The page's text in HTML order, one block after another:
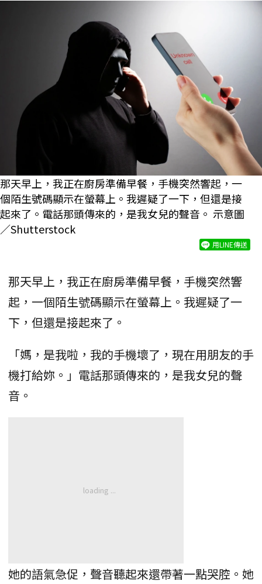
那天早上，我正在廚房準備早餐，手機突然響起，一
個陌生號碼顯示在螢幕上。我遲疑了一下，但還是接
起來了。電話那頭傳來的，是我女兒的聲音。 示意圖
／Shutterstock
用LINE傳送
那天早上，我正在廚房準備早餐，手機突然響
起，一個陌生號碼顯示在螢幕上。我遲疑了一
下，但還是接起來了。
「媽，是我啦，我的手機壞了，現在用朋友的手
機打給妳。」電話那頭傳來的，是我女兒的聲
音。
她的語氣急促，聲音聽起來還帶著一點哭腔。她